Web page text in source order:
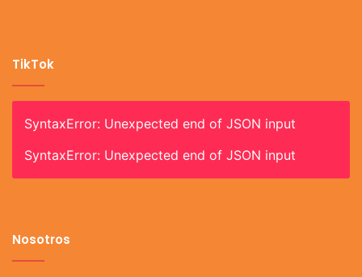
TikTok
SyntaxError: Unexpected end of JSON input
SyntaxError: Unexpected end of JSON input
Nosotros